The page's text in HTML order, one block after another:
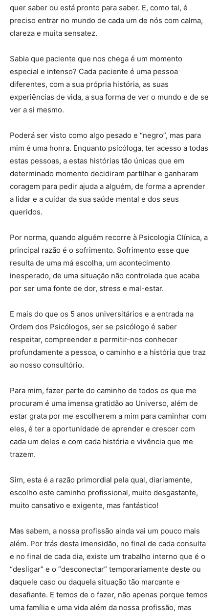
quer saber ou está pronto para saber. E, como tal, é
preciso entrar no mundo de cada um de nós com calma,
clareza e muita sensatez.
Sabia que paciente que nos chega é um momento
especial e intenso? Cada paciente é uma pessoa
diferentes, com a sua própria história, as suas
experiências de vida, a sua forma de ver o mundo e de se
ver a si mesmo.
Poderá ser visto como algo pesado e “negro”, mas para
mim é uma honra. Enquanto psicóloga, ter acesso a todas
estas pessoas, a estas histórias tão únicas que em
determinado momento decidiram partilhar e ganharam
coragem para pedir ajuda a alguém, de forma a aprender
a lidar e a cuidar da sua saúde mental e dos seus
queridos.
Por norma, quando alguém recorre à Psicologia Clínica, a
principal razão é o sofrimento. Sofrimento esse que
resulta de uma má escolha, um acontecimento
inesperado, de uma situação não controlada que acaba
por ser uma fonte de dor, stress e mal-estar.
E mais do que os 5 anos universitários e a entrada na
Ordem dos Psicólogos, ser se psicólogo é saber
respeitar, compreender e permitir-nos conhecer
profundamente a pessoa, o caminho e a história que traz
ao nosso consultório.
Para mim, fazer parte do caminho de todos os que me
procuram é uma imensa gratidão ao Universo, além de
estar grata por me escolherem a mim para caminhar com
eles, é ter a oportunidade de aprender e crescer com
cada um deles e com cada história e vivência que me
trazem.
Sim, esta é a razão primordial pela qual, diariamente,
escolho este caminho profissional, muito desgastante,
muito cansativo e exigente, mas fantástico!
Mas sabem, a nossa profissão ainda vai um pouco mais
além. Por trás desta imensidão, no final de cada consulta
e no final de cada dia, existe um trabalho interno que é o
“desligar” e o “desconectar” temporariamente deste ou
daquele caso ou daquela situação tão marcante e
desafiante. E temos de o fazer, não apenas porque temos
uma família e uma vida além da nossa profissão, mas